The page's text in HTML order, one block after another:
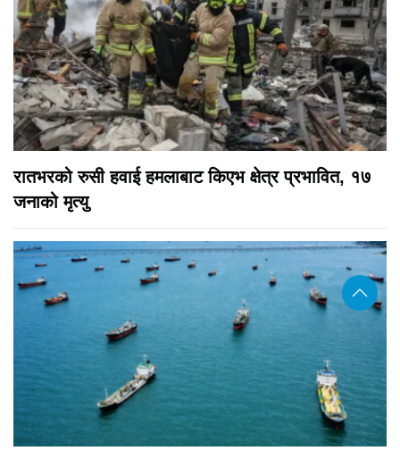
रातभरको रुसी हवाई हमलाबाट किएभ क्षेत्र प्रभावित, १७
जनाको मृत्यु